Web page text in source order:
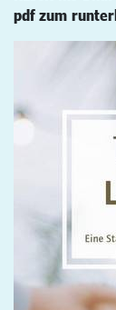
pdf zum